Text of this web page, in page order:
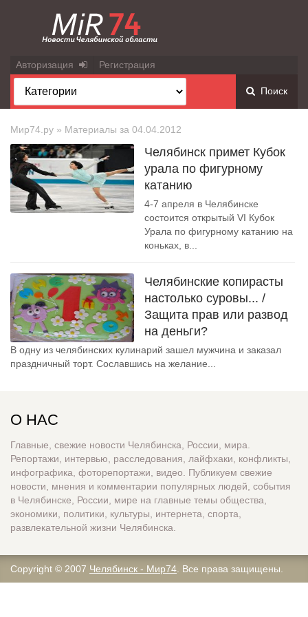
Авторизация Регистрация
Поиск
Мир74.ру » Материалы за 04.04.2012
Челябинск примет Кубок
урала по фигурному
катанию
4-7 апреля в Челябинске
состоится открытый VI Кубок
Урала по фигурному катанию на
коньках, в...
Челябинские копирасты
настолько суровы... /
Защита прав или развод
на деньги?
В одну из челябинских кулинарий зашел мужчина и заказал
праздничный торт. Сославшись на желание...
О НАС
Главные, свежие новости Челябинска, России, мира.
Репортажи, интервью, расследования, лайфхаки, конфликты,
инфографика, фоторепортажи, видео. Публикуем свежие
новости, мнения и комментарии популярных людей, события
в Челябинске, России, мире на главные темы общества,
экономики, политики, культуры, интернета, спорта,
развлекательной жизни Челябинска.
Copyright © 2007 Челябинск - Мир74 . Все права защищены.